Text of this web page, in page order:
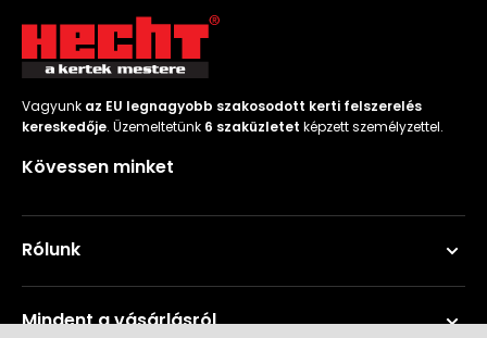
Vagyunk az EU legnagyobb szakosodott kerti felszerelés
kereskedője. Üzemeltetünk 6 szaküzletet képzett személyzettel.
Kövessen minket
Rólunk
Mindent a vásárlásról